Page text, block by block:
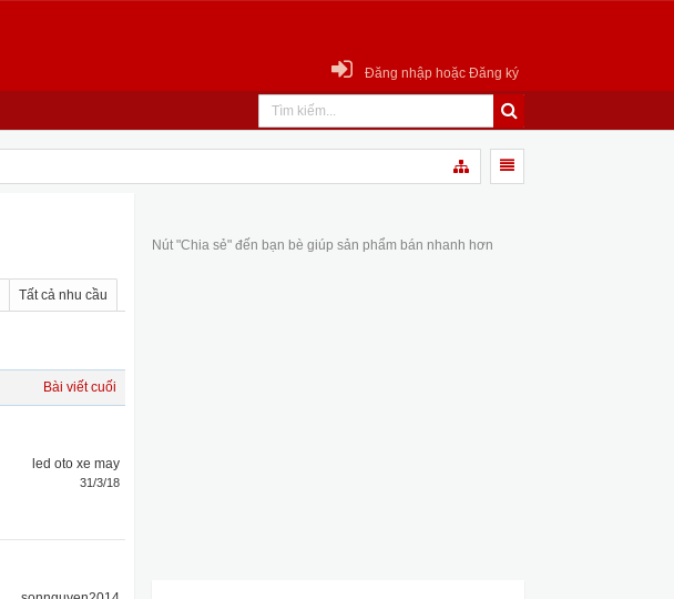
Đăng nhập hoặc Đăng ký
Tất cả nhu cầu
Bài viết cuối
led oto xe may
31/3/18
Nút "Chia sẻ" đến bạn bè giúp sản phẩm bán nhanh hơn